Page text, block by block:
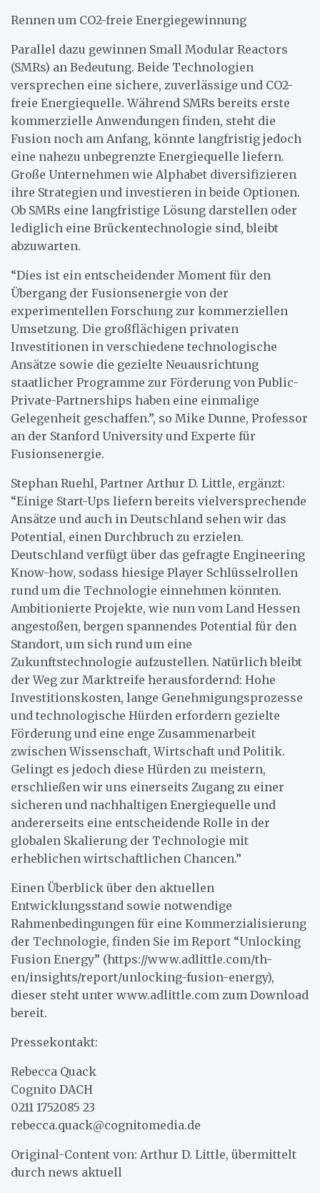
Rennen um CO2-freie Energiegewinnung
Parallel dazu gewinnen Small Modular Reactors
(SMRs) an Bedeutung. Beide Technologien
versprechen eine sichere, zuverlässige und CO2-
freie Energiequelle. Während SMRs bereits erste
kommerzielle Anwendungen finden, steht die
Fusion noch am Anfang, könnte langfristig jedoch
eine nahezu unbegrenzte Energiequelle liefern.
Große Unternehmen wie Alphabet diversifizieren
ihre Strategien und investieren in beide Optionen.
Ob SMRs eine langfristige Lösung darstellen oder
lediglich eine Brückentechnologie sind, bleibt
abzuwarten.
“Dies ist ein entscheidender Moment für den
Übergang der Fusionsenergie von der
experimentellen Forschung zur kommerziellen
Umsetzung. Die großflächigen privaten
Investitionen in verschiedene technologische
Ansätze sowie die gezielte Neuausrichtung
staatlicher Programme zur Förderung von Public-
Private-Partnerships haben eine einmalige
Gelegenheit geschaffen.”, so Mike Dunne, Professor
an der Stanford University und Experte für
Fusionsenergie.
Stephan Ruehl, Partner Arthur D. Little, ergänzt:
“Einige Start-Ups liefern bereits vielversprechende
Ansätze und auch in Deutschland sehen wir das
Potential, einen Durchbruch zu erzielen.
Deutschland verfügt über das gefragte Engineering
Know-how, sodass hiesige Player Schlüsselrollen
rund um die Technologie einnehmen könnten.
Ambitionierte Projekte, wie nun vom Land Hessen
angestoßen, bergen spannendes Potential für den
Standort, um sich rund um eine
Zukunftstechnologie aufzustellen. Natürlich bleibt
der Weg zur Marktreife herausfordernd: Hohe
Investitionskosten, lange Genehmigungsprozesse
und technologische Hürden erfordern gezielte
Förderung und eine enge Zusammenarbeit
zwischen Wissenschaft, Wirtschaft und Politik.
Gelingt es jedoch diese Hürden zu meistern,
erschließen wir uns einerseits Zugang zu einer
sicheren und nachhaltigen Energiequelle und
andererseits eine entscheidende Rolle in der
globalen Skalierung der Technologie mit
erheblichen wirtschaftlichen Chancen.”
Einen Überblick über den aktuellen
Entwicklungsstand sowie notwendige
Rahmenbedingungen für eine Kommerzialisierung
der Technologie, finden Sie im Report “Unlocking
Fusion Energy” (https://www.adlittle.com/th-
en/insights/report/unlocking-fusion-energy),
dieser steht unter www.adlittle.com zum Download
bereit.
Pressekontakt:
Rebecca Quack
Cognito DACH
0211 1752085 23
rebecca.quack@cognitomedia.de
Original-Content von: Arthur D. Little, übermittelt
durch news aktuell